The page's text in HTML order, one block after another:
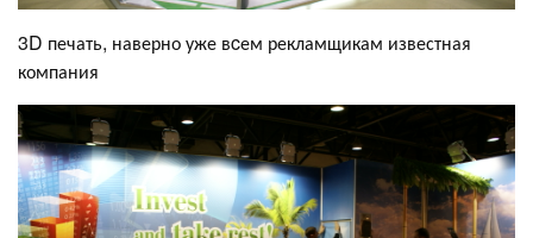
3D печать, наверно уже вcем рекламщикам известная
компания